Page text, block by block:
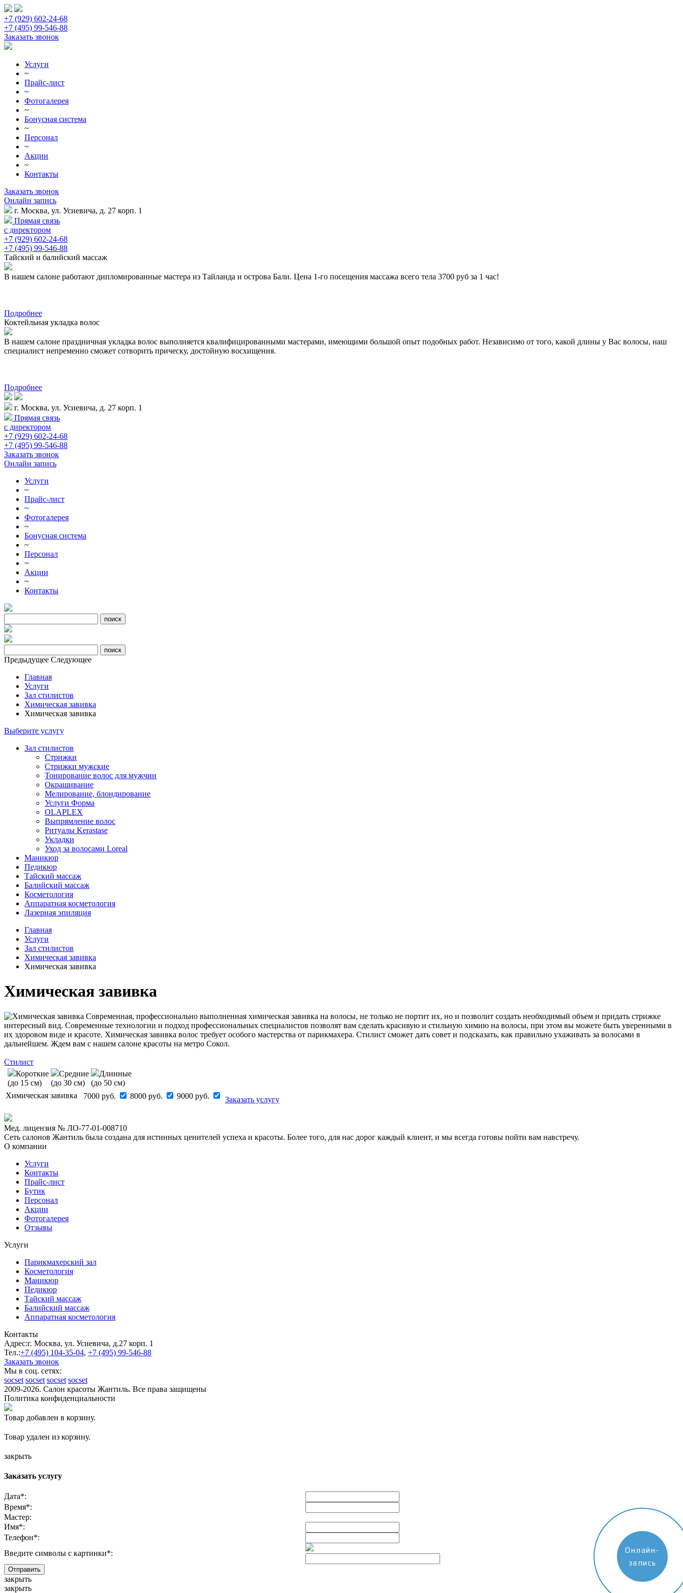
+7 (929) 602-24-68
+7 (495) 99-546-88
Заказать звонок
Услуги
~
Прайс-лист
~
Фотогалерея
~
Бонусная система
~
Персонал
~
Акции
~
Контакты
Заказать звонок
Онлайн запись
г. Москва, ул. Усиевича, д. 27 корп. 1
Прямая связь
с директором
+7 (929) 602-24-68
+7 (495) 99-546-88
Тайский и балийский массаж
В нашем салоне работают дипломированные мастера из Тайланда и острова Бали. Цена 1-го посещения массажа всего тела 3700 руб за 1 час!
Подробнее
Коктейльная укладка волос
В нашем салоне праздничная укладка волос выполняется квалифицированными мастерами, имеющими большой опыт подобных работ. Независимо от того, какой длины у Вас волосы, наш
специалист непременно сможет сотворить прическу, достойную восхищения.
Подробнее
г. Москва, ул. Усиевича, д. 27 корп. 1
Прямая связь
с директором
+7 (929) 602-24-68
+7 (495) 99-546-88
Заказать звонок
Онлайн запись
Услуги
~
Прайс-лист
~
Фотогалерея
~
Бонусная система
~
Персонал
~
Акции
~
Контакты
Предыдущее Следующее
Главная
Услуги
Зал стилистов
Химическая завивка
Химическая завивка
Выберите услугу
Зал стилистов
Стрижки
Стрижки мужские
Тонирование волос для мужчин
Окрашивание
Мелирование, блондирование
Услуги Форма
OLAPLEX
Выпрямление волос
Ритуалы Kerastase
Укладки
Уход за волосами Loreal
Маникюр
Педикюр
Тайский массаж
Балийский массаж
Косметология
Аппаратная косметология
Лазерная эпиляция
Главная
Услуги
Зал стилистов
Химическая завивка
Химическая завивка
Химическая завивка
Современная, профессионально выполненная химическая завивка на волосы, не только не портит их, но и позволит создать необходимый объем и придать стрижке
интересный вид. Современные технологии и подход профессиональных специалистов позволят вам сделать красивую и стильную химию на волосы, при этом вы можете быть уверенными в
их здоровом виде и красоте. Химическая завивка волос требует особого мастерства от парикмахера. Стилист сможет дать совет и подсказать, как правильно ухаживать за волосами в
дальнейшем. Ждем вам с нашем салоне красоты на метро Сокол.
Стилист
Короткие
(до 15 см)
Средние
(до 30 см)
Длинные
(до 50 см)
Химическая завивка
7000 руб. 8000 руб. 9000 руб. Заказать услугу
Мед. лицензия № ЛО-77-01-008710
Сеть салонов Жантиль была создана для истинных ценителей успеха и красоты. Более того, для нас дорог каждый клиент, и мы всегда готовы пойти вам навстречу.
О компании
Услуги
Контакты
Прайс-лист
Бутик
Персонал
Акции
Фотогалерея
Отзывы
Услуги
Парикмахерский зал
Косметология
Маникюр
Педикюр
Тайский массаж
Балийский массаж
Аппаратная косметология
Контакты
Адрес:г. Москва, ул. Усиевича, д.27 корп. 1
Тел.:+7 (495) 104-35-04, +7 (495) 99-546-88
Заказать звонок
Мы в соц. сетях:
socset socset socset socset
2009-2026. Салон красоты Жантиль. Все права защищены
Политика конфиденциальности
Товар добавлен в корзину.
Товар удален из корзину.
закрыть
Заказать услугу
Дата*:
Время*:
Мастер:
Имя*:
Телефон*:
Введите символы с картинки*:
закрыть
закрыть
Онлайн-
запись